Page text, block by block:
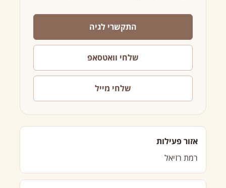
התקשרי לגיה
שלחי וואטסאפ
שלחי מייל
אזור פעילות
רמת רזיאל